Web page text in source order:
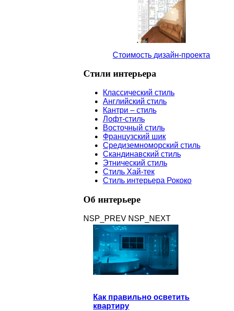
Стоимость дизайн-проекта
Стили интерьера
Классический стиль
Английский стиль
Кантри – стиль
Лофт-стиль
Восточный стиль
Французский шик
Средиземноморский стиль
Скандинавский стиль
Этнический стиль
Стиль Хай-тек
Стиль интерьера Рококо
Об интерьере
NSP_PREV NSP_NEXT
Как правильно осветить
квартиру